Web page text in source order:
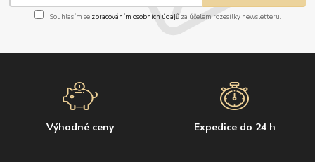
Souhlasím se zpracováním osobních údajůza účelem rozesílky newsletteru.
Výhodné ceny Expedice do 24 h